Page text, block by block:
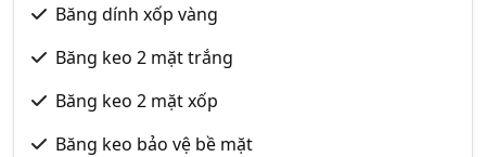
Băng dính xốp vàng
Băng keo 2 mặt trắng
Băng keo 2 mặt xốp
Băng keo bảo vệ bề mặt